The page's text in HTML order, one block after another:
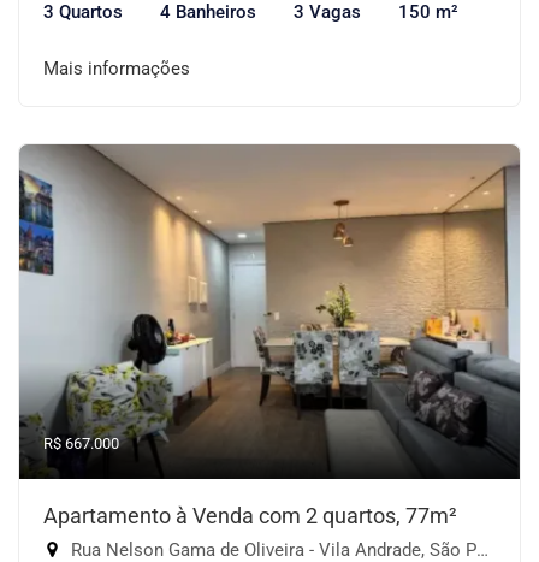
3 Quartos 4 Banheiros 3 Vagas 150 m²
Mais informações
R$ 667.000
Apartamento à Venda com 2 quartos, 77m²
Rua Nelson Gama de Oliveira - Vila Andrade, São Paulo-SP